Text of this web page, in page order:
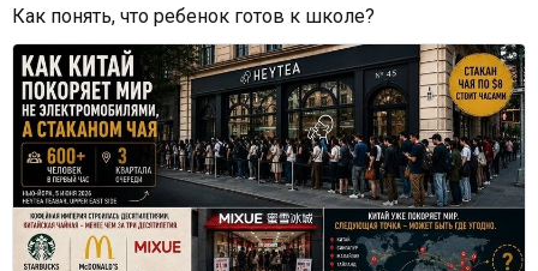
Как понять, что ребенок готов к школе?